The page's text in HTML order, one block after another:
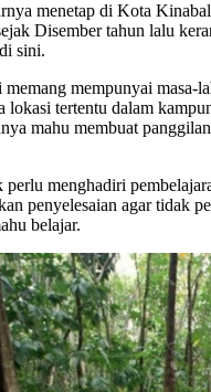
menetap di Kota
Disember tahun lalu
sini.
mempunyai masa-
lokasi tertentu dalam
mahu membuat
menghadiri
penyelesaian agar tidak
belajar.